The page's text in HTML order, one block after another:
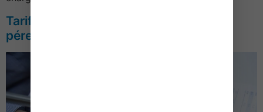
Tarifs des Notaires – Actes relatifs à la
pérennité des liens familiaux – 2016